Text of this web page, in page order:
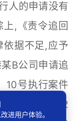
人的申请没有
,《责令追回
依据不足,应予
B公司申请追
10号执行案件
,应予驳回。2
进用户体验。